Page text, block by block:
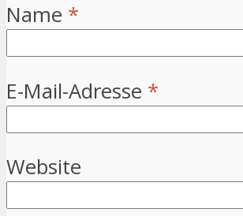
Name *
E-Mail-Adresse *
Website